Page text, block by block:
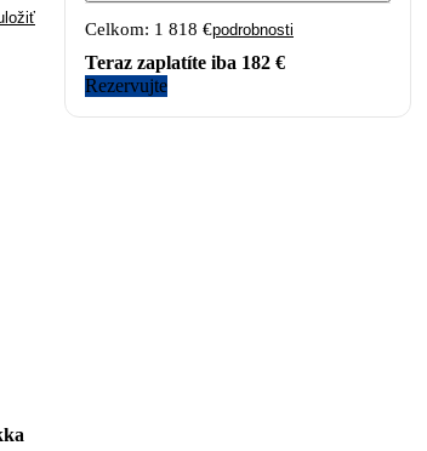
Celkom: 1 818 €podrobnosti
Teraz zaplatíte iba 182 €
Rezervujte